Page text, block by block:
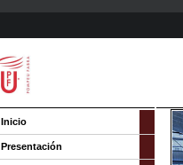
Inicio
Presentación